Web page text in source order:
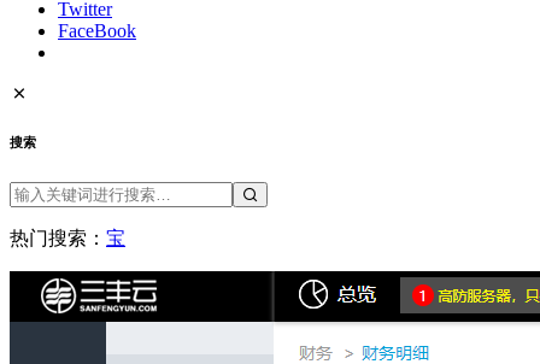
Twitter
FaceBook
搜索
热门搜索： 宝